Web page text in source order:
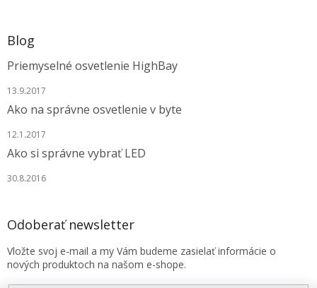
Blog
Priemyselné osvetlenie HighBay
13.9.2017
Ako na správne osvetlenie v byte
12.1.2017
Ako si správne vybrať LED
30.8.2016
Odoberať newsletter
Vložte svoj e-mail a my Vám budeme zasielať informácie o
nových produktoch na našom e-shope.